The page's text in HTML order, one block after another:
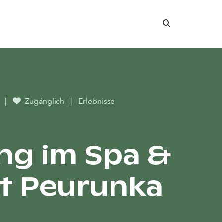
Suche
| Zugänglich | Erlebnisse
im Spa &
Peurunka